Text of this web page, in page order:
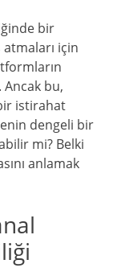
bir
atmaları için
Ancak bu,
istirahat
dengeli bir
mi? Belki
anlamak